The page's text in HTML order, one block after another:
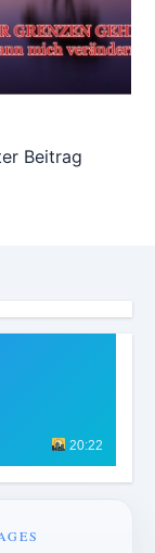
Beitrag
20:22